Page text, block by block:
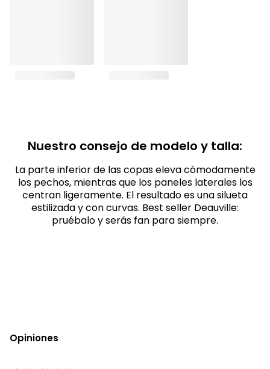
Nuestro consejo de modelo y talla:
La parte inferior de las copas eleva cómodamente
los pechos, mientras que los paneles laterales los
centran ligeramente. El resultado es una silueta
estilizada y con curvas. Best seller Deauville:
pruébalo y serás fan para siempre.
Opiniones